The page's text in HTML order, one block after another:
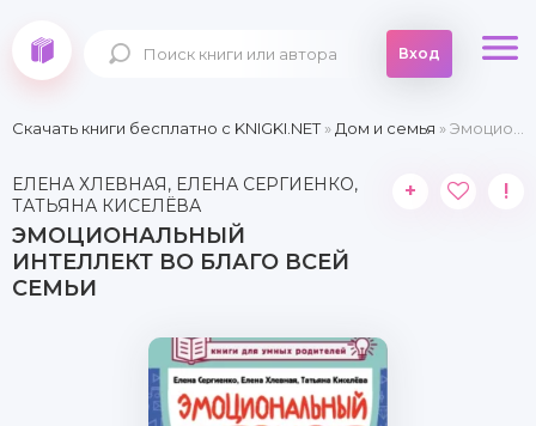
Вход
Скачать книги бесплатно c KNIGKI.NET» Дом и семья » Эмоциональный интеллект во благо всей семьи
ЕЛЕНА ХЛЕВНАЯ, ЕЛЕНА СЕРГИЕНКО,
ТАТЬЯНА КИСЕЛЁВА
ЭМОЦИОНАЛЬНЫЙ
ИНТЕЛЛЕКТ ВО БЛАГО ВСЕЙ
СЕМЬИ
+ !